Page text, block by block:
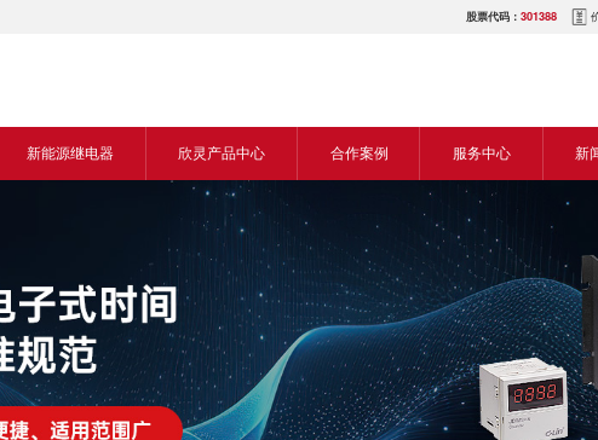
股票代码：301388
新能源继电器
新能源直流继电器
欣灵产品中心
传感器
电气传动与控制
仪器仪表
合作案例
食品机械行业
机床行业
塑料机械行业
建筑机械行业
服务中心
营销网络
服务热线
电商平台
下载中心
新